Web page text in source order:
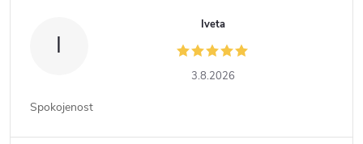
I
Iveta
3.8.2026
Spokojenost